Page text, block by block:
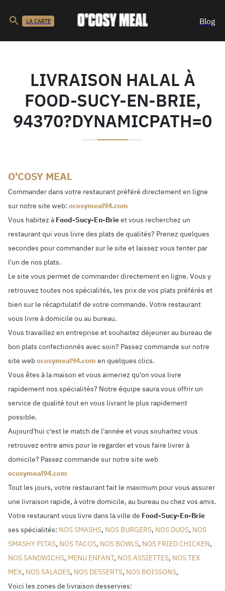
LA CARTE Blog
LIVRAISON HALAL À
FOOD-SUCY-EN-BRIE,
94370?DYNAMICPATH=0
O'COSY MEAL
Commander dans votre restaurant préféré directement en ligne
sur notre site web: ocosymeal94.com
Vous habitez à Food-Sucy-En-Brieet vous recherchez un
restaurant qui vous livre des plats de qualités? Prenez quelques
secondes pour commander sur le site et laissez vous tenter par
l'un de nos plats.
Le site vous permet de commander directement en ligne. Vous y
retrouvez toutes nos spécialités, les prix de vos plats préférés et
bien sur le récapitulatif de votre commande. Votre restaurant
vous livre à domicile ou au bureau.
Vous travaillez en entreprise et souhaitez déjeuner au bureau de
bon plats confectionnés avec soin? Passez commande sur notre
site webocosymeal94.com en quelques clics.
Vous êtes à la maison et vous aimeriez qu'on vous livre
rapidement nos spécialités? Notre équipe saura vous offrir un
service de qualité tout en vous livrant le plus rapidement
possible.
Aujourd'hui c'est le match de l'année et vous souhaitez vous
retrouvez entre amis pour le regarder et vous faire livrer à
domicile? Passez commande sur notre site web
ocosymeal94.com
Tout les jours, votre restaurant fait le maximum pour vous assurer
une livraison rapide, à votre domicile, au bureau ou chez vos amis.
Votre restaurant vous livre dans la ville de Food-Sucy-En-Brie
ses spécialités: NOS SMASHS, NOS BURGERS, NOS DUOS, NOS
SMASHY PITAS, NOS TACOS, NOS BOWLS, NOS FRIED CHICKEN,
NOS SANDWICHS, MENU ENFANT, NOS ASSIETTES, NOS TEX
MEX, NOS SALADES, NOS DESSERTS, NOS BOISSONS,
Voici les zones de livraison desservies: